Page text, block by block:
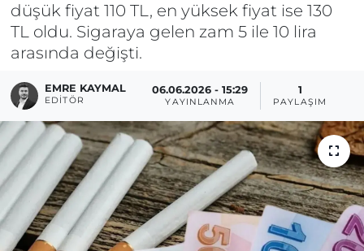
düşük fiyat 110 TL, en yüksek fiyat ise 130
TL oldu. Sigaraya gelen zam 5 ile 10 lira
arasında değişti.
EMRE KAYMAL
EDITÖR
06.06.2026 - 15:29
YAYINLANMA
1
PAYLAŞIM